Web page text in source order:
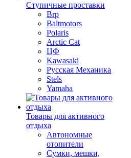
Ступичные проставки
Brp
Baltmotors
Polaris
Arctic Cat
ЦФ
Kawasaki
Русская Механика
Stels
Yamaha
Товары для активного
отдыха
Автономные
отопители
Сумки, мешки,